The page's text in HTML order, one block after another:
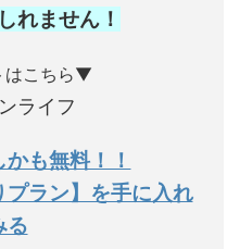
れません ！
はこちら▼
ライフ
も無料！！
ラン】を手に入れ
る